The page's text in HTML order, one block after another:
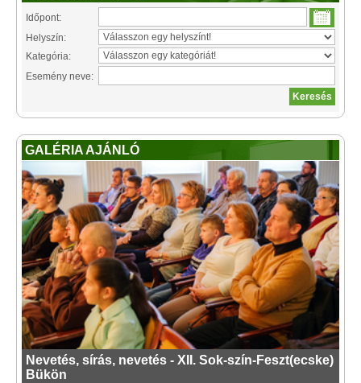
Időpont:
Helyszín:
Kategória:
Esemény neve:
GALÉRIA AJÁNLÓ
Nevetés, sírás, nevetés - XII. Sok-szín-Feszt(ecske)
Bükön